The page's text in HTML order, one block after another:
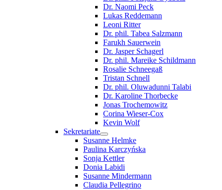
Dr. Naomi Peck
Lukas Reddemann
Leoni Ritter
Dr. phil. Tabea Salzmann
Farukh Sauerwein
Dr. Jasper Schagerl
Dr. phil. Mareike Schildmann
Rosalie Schneegaß
Tristan Schnell
Dr. phil. Oluwadunni Talabi
Dr. Karoline Thorbecke
Jonas Trochemowitz
Corina Wieser-Cox
Kevin Wolf
Sekretariate
Susanne Helmke
Paulina Karczyńska
Sonja Kettler
Donia Labidi
Susanne Mindermann
Claudia Pellegrino